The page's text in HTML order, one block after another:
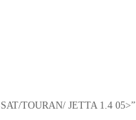
TOURAN/ JETTA 1.4 05>”